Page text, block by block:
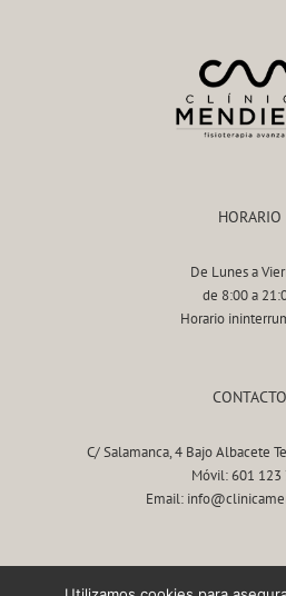
HORARIO
De Lunes a
de 8:00 a
Horario
CONTACTO
C/ Salamanca, 4 Bajo Albacete
Móvil: 601 123
Email: